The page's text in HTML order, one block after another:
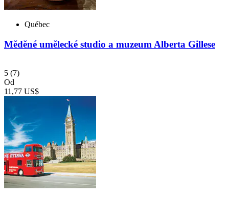
Québec
Měděné umělecké studio a muzeum Alberta Gillese
5 (7)
Od
11,77 US$